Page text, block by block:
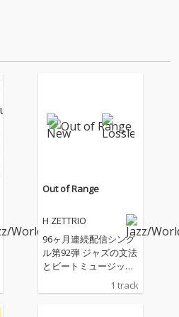
Out of Range
H ZETTRIO
96ヶ月連続配信シング
ル第92弾 ジャズの文法
とビートミュージック
の感覚が交錯する実験
的な一曲 目まぐるしく
1 track